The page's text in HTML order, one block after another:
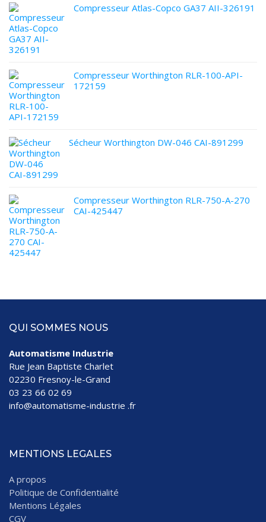
Compresseur Atlas-Copco GA37 AII-326191
Compresseur Worthington RLR-100-API-
172159
Sécheur Worthington DW-046 CAI-891299
Compresseur Worthington RLR-750-A-270
CAI-425447
QUI SOMMES NOUS
Automatisme Industrie
Rue Jean Baptiste Charlet
02230 Fresnoy-le-Grand
03 23 66 02 69
info@automatisme-industrie .fr
MENTIONS LEGALES
A propos
Politique de Confidentialité
Mentions Légales
CGV